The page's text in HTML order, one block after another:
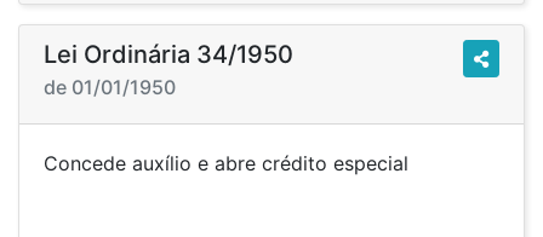
Lei Ordinária 34/1950
de 01/01/1950
Concede auxílio e abre crédito especial